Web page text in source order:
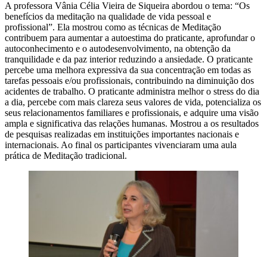
A professora Vânia Célia Vieira de Siqueira abordou o tema: “Os
benefícios da meditação na qualidade de vida pessoal e
profissional”. Ela mostrou como as técnicas de Meditação
contribuem para aumentar a autoestima do praticante, aprofundar o
autoconhecimento e o autodesenvolvimento, na obtenção da
tranquilidade e da paz interior reduzindo a ansiedade. O praticante
percebe uma melhora expressiva da sua concentração em todas as
tarefas pessoais e/ou profissionais, contribuindo na diminuição dos
acidentes de trabalho. O praticante administra melhor o stress do dia
a dia, percebe com mais clareza seus valores de vida, potencializa os
seus relacionamentos familiares e profissionais, e adquire uma visão
ampla e significativa das relações humanas. Mostrou a os resultados
de pesquisas realizadas em instituições importantes nacionais e
internacionais. Ao final os participantes vivenciaram uma aula
prática de Meditação tradicional.